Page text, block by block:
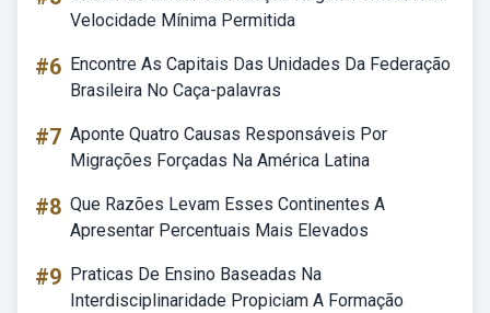
Velocidade Mínima Permitida
#6 Encontre As Capitais Das Unidades Da Federação
Brasileira No Caça-palavras
#7 Aponte Quatro Causas Responsáveis Por
Migrações Forçadas Na América Latina
#8 Que Razões Levam Esses Continentes A
Apresentar Percentuais Mais Elevados
#9 Praticas De Ensino Baseadas Na
Interdisciplinaridade Propiciam A Formação